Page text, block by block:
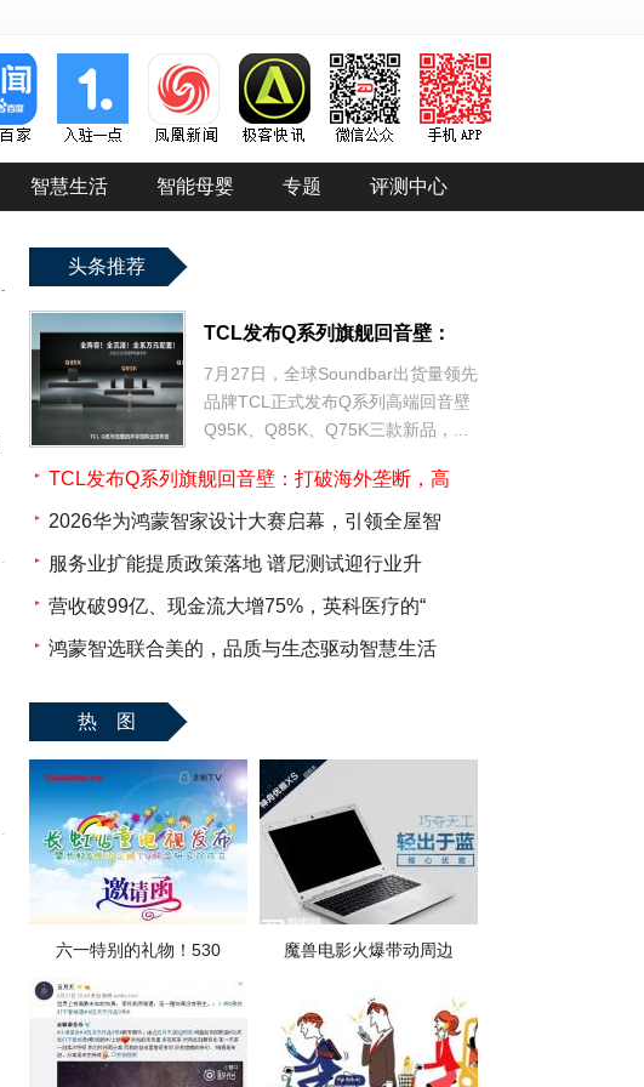
智慧生活 智能母婴 专题 评测中心
头条推荐
TCL发布Q系列旗舰回音壁：
7月27日，全球Soundbar出货量领先
品牌TCL正式发布Q系列高端回音壁
Q95K、Q85K、Q75K三款新品，...
TCL发布Q系列旗舰回音壁：打破海外垄断，高
2026华为鸿蒙智家设计大赛启幕，引领全屋智
服务业扩能提质政策落地 谱尼测试迎行业升
营收破99亿、现金流大增75%，英科医疗的“
鸿蒙智选联合美的，品质与生态驱动智慧生活
热 图
六一特别的礼物！530 魔兽电影火爆带动周边